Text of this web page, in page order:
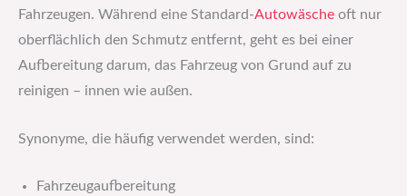
Fahrzeugen. Während eine Standard-Autowäsche oft nur
oberflächlich den Schmutz entfernt, geht es bei einer
Aufbereitung darum, das Fahrzeug von Grund auf zu
reinigen – innen wie außen.
Synonyme, die häufig verwendet werden, sind:
Fahrzeugaufbereitung